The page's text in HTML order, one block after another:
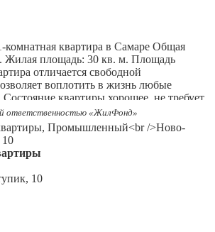
от дома школа, д/сад.
квартиры позволит вам сразу
вложений!
дом;
по ипотеке или с
материнского капитала;
в собственности более
районе с развитой
прямо сейчас, чтобы
комнатная квартира в Самаре Общая
Жилая площадь: 30 кв. м. Площадь
отличается свободной
воплотить в жизнь любые
Состояние квартиры хорошее, не требует
Основные преимущества: *
— удобное решение для
* Пластиковые стеклопакеты
тепло- и звукоизоляцию. * Железная
и спокойствие жильцов. *
комфортные условия проживания в
Застеклённый балкон/лоджия —
для отдыха и хранения вещей.
вид на улицу, который добавляет
и позволяет наслаждаться пейзажем
ответственностью «ЖилФонд»
10